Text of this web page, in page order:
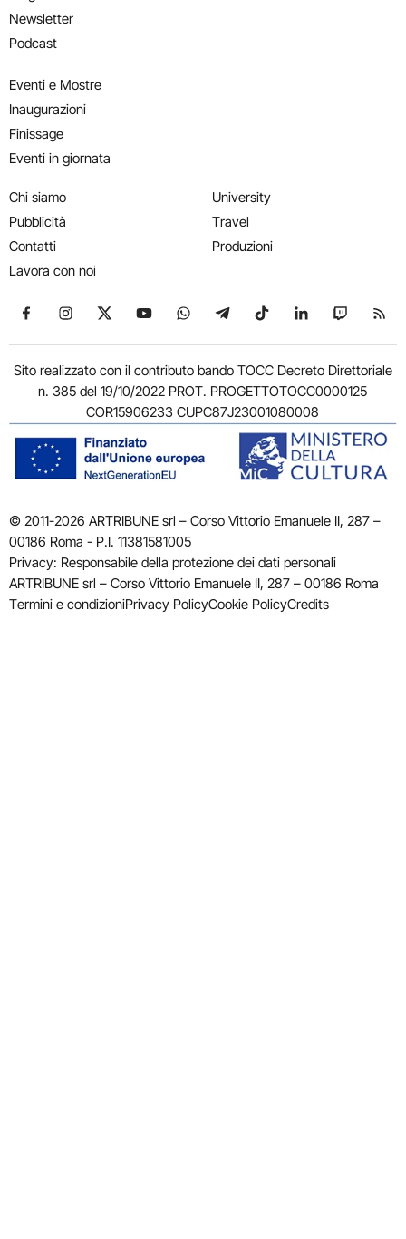
Newsletter
Podcast
Eventi e Mostre
Inaugurazioni
Finissage
Eventi in giornata
Chi siamo
Pubblicità
Contatti
Lavora con noi
University
Travel
Produzioni
Seguici su Facebook
Seguici su Instagram
Seguici su X
Seguici su YouTube
Seguici su WhatsApp
Seguici su Telegram
Seguici su TikTok
Seguici su
Seguici
Sito realizzato con il contributo bando TOCC Decreto Direttoriale
n. 385 del 19/10/2022 PROT. PROGETTOTOCC0000125
COR15906233 CUPC87J23001080008
© 2011-2026 ARTRIBUNE srl – Corso Vittorio Emanuele II, 287 –
00186 Roma - P.I. 11381581005
Privacy: Responsabile della protezione dei dati personali
ARTRIBUNE srl – Corso Vittorio Emanuele II, 287 – 00186 Roma
Termini e condizioniPrivacy PolicyCookie PolicyCredits